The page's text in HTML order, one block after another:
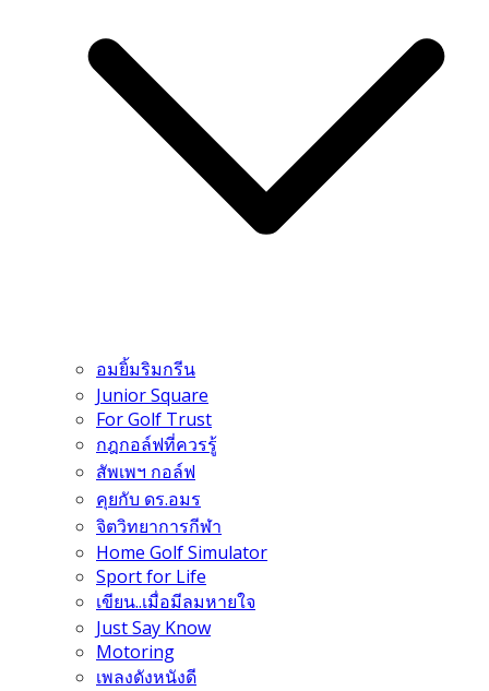
อมยิ้มริมกรีน
Junior Square
For Golf Trust
กฎกอล์ฟที่ควรรู้
สัพเพฯ กอล์ฟ
คุยกับ ดร.อมร
จิตวิทยาการกีฬา
Home Golf Simulator
Sport for Life
เขียน..เมื่อมีลมหายใจ
Just Say Know
Motoring
เพลงดังหนังดี